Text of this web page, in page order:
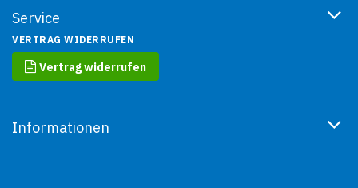
Service
VERTRAG WIDERRUFEN
Vertrag widerrufen
Informationen